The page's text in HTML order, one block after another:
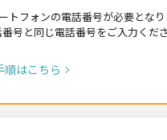
トフォンの電話番号が必要とな
号と同じ電話番号をご入力くだ
はこちら